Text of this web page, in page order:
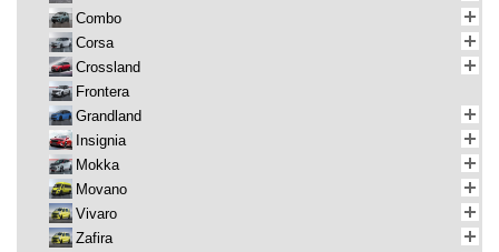
Combo
Corsa
Crossland
Frontera
Grandland
Insignia
Mokka
Movano
Vivaro
Zafira